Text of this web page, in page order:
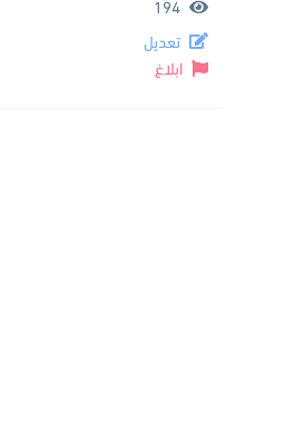
194
تعديل
ابلاغ